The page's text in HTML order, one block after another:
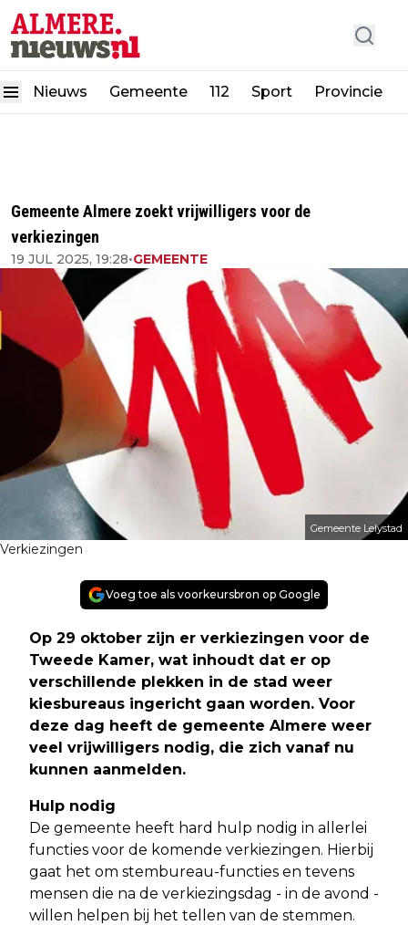
Nieuws Gemeente 112 Sport Provincie
Gemeente Almere zoekt vrijwilligers voor de
verkiezingen
19 JUL 2025, 19:28•GEMEENTE
Gemeente Lelystad
Verkiezingen
Voeg toe als voorkeursbron op Google
Op 29 oktober zijn er verkiezingen voor de
Tweede Kamer, wat inhoudt dat er op
verschillende plekken in de stad weer
kiesbureaus ingericht gaan worden. Voor
deze dag heeft de gemeente Almere weer
veel vrijwilligers nodig, die zich vanaf nu
kunnen aanmelden.
Hulp nodig
De gemeente heeft hard hulp nodig in allerlei
functies voor de komende verkiezingen. Hierbij
gaat het om stembureau-functies en tevens
mensen die na de verkiezingsdag - in de avond -
willen helpen bij het tellen van de stemmen.